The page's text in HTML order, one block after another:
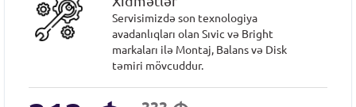
Servisimizdə son texnologiya
avadanlıqları olan Sıvic və Bright
markaları ilə Montaj, Balans və Disk
təmiri mövcuddur.